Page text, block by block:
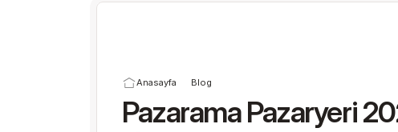
Anasayfa Blog
Pazarama Pazaryeri